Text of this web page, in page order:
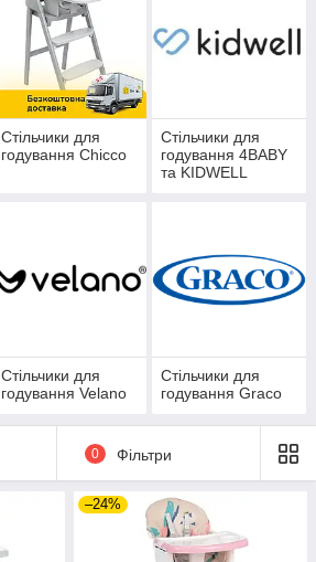
Стільчики для
годування Chicco
Стільчики для
годування 4BABY
та KIDWELL
Стільчики для
годування Velano
Стільчики для
годування Graco
0 Фільтри
–24%